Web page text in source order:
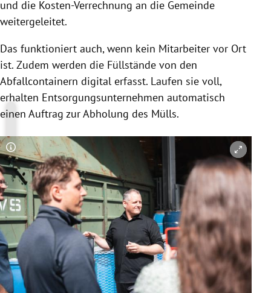
und die Kosten-Verrechnung an die Gemeinde
weitergeleitet.
Das funktioniert auch, wenn kein Mitarbeiter vor Ort
ist. Zudem werden die Füllstände von den
Abfallcontainern digital erfasst. Laufen sie voll,
erhalten Entsorgungsunternehmen automatisch
einen Auftrag zur Abholung des Mülls.
Copyright-Hinweis öffnen/schließen